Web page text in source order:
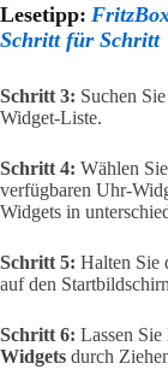
Lesetipp:
Schritt für Schritt
Schritt 3: Suchen
Widget-Liste.
Schritt 4: Wählen
verfügbaren Uhr-
Widgets in
Schritt 5: Halten Sie
auf den
Schritt 6: Lassen Sie
Widgets durch